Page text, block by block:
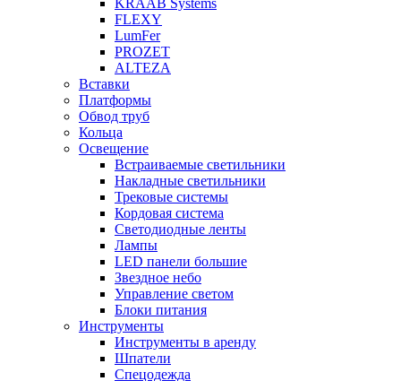
KRAAB Systems
FLEXY
LumFer
PROZET
ALTEZA
Вставки
Платформы
Обвод труб
Кольца
Освещение
Встраиваемые светильники
Накладные светильники
Трековые системы
Кордовая система
Светодиодные ленты
Лампы
LED панели большие
Звездное небо
Управление светом
Блоки питания
Инструменты
Инструменты в аренду
Шпатели
Спецодежда